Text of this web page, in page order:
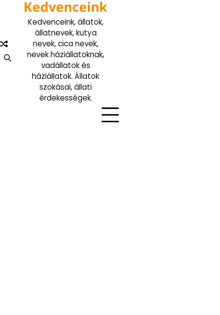
Kedvenceink
Kedvenceink, állatok,
állatnevek, kutya
nevek, cica nevek,
nevek háziállatoknak,
vadállatok és
háziállatok. Állatok
szokásai, állati
érdekességek.